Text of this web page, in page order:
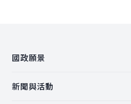
國政願景
新聞與活動